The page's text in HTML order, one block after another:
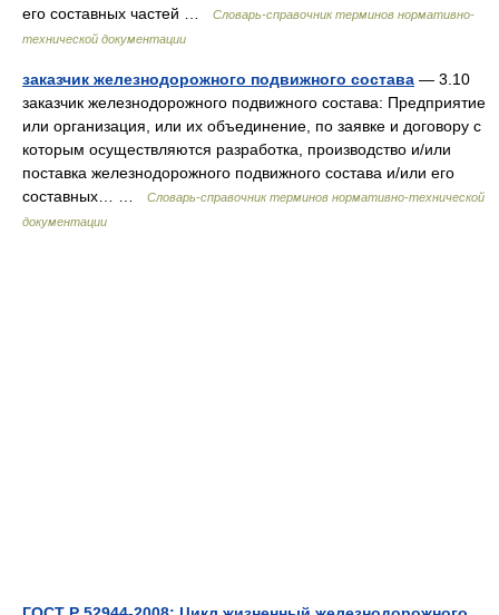
его составных частей …
Словарь-справочник терминов нормативно-
технической документации
заказчик железнодорожного подвижного состава — 3.10
заказчик железнодорожного подвижного состава: Предприятие
или организация, или их объединение, по заявке и договору с
которым осуществляются разработка, производство и/или
поставка железнодорожного подвижного состава и/или его
составных… …
Словарь-справочник терминов нормативно-технической
документации